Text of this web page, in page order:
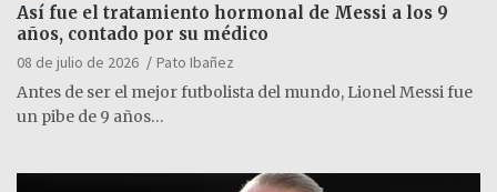
Así fue el tratamiento hormonal de Messi a los 9
años, contado por su médico
08 de julio de 2026
Pato Ibañez
Antes de ser el mejor futbolista del mundo, Lionel Messi fue
un pibe de 9 años…